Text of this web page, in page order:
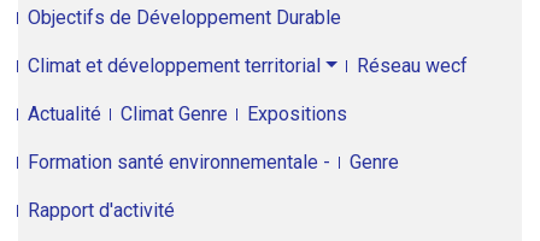
Objectifs de Développement Durable
Climat et développement territorial Réseau wecf
Actualité Climat Genre Expositions
Formation santé environnementale - Genre
Rapport d'activité